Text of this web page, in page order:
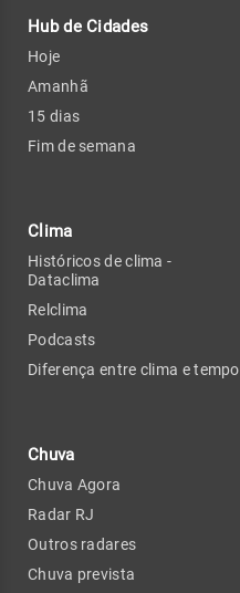
Hub de Cidades
Hoje
Amanhã
15 dias
Fim de semana
Clima
Históricos de clima -
Dataclima
Relclima
Podcasts
Diferença entre clima e tempo
Chuva
Chuva Agora
Radar RJ
Outros radares
Chuva prevista